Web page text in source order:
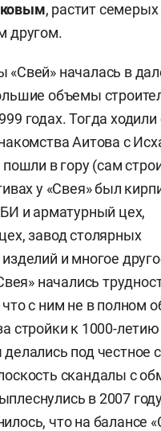
, растит семерых
другом.
«Свей» началась в
объемы
годах. Тогда ходили
Аитова с
в гору (сам
у «Свея» был
и арматурный цех,
завод столярных
и многое
начались
с ним не в полном
стройки к 1000-
под честное
скандалы с
в 2007
что на балансе